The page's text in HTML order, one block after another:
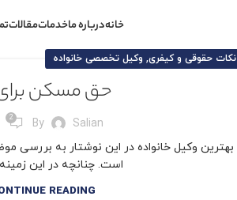
خانهدرباره ماخدماتمقالات
نکات حقوقی و کیفری, وکیل تخصصی خانواده
حق مسکن
By Salian
2
بهترین وکیل خانواده در این نوشتار به بررسی
است. چنانچه در این زمینه
READING